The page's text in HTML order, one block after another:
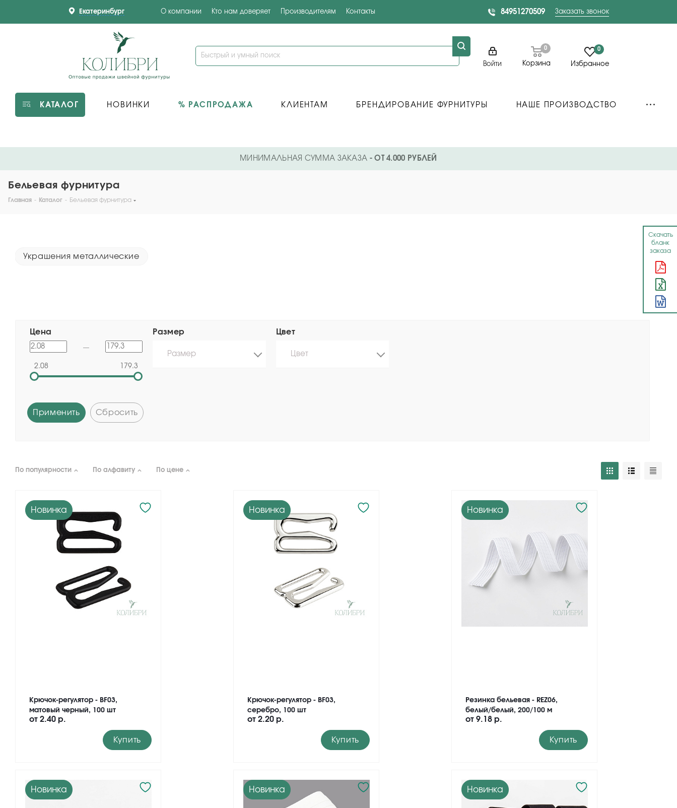
Скачать
бланк
заказа
Екатеринбург О компании Кто нам доверяет Производителям Контакты 84951270509 Заказать звонок
Войти Корзина
0 0
Избранное
КАТАЛОГ НОВИНКИ % РАСПРОДАЖА КЛИЕНТАМ БРЕНДИРОВАНИЕ ФУРНИТУРЫ НАШЕ ПРОИЗВОДСТВО
МИНИМАЛЬНАЯ СУММА ЗАКАЗА - ОТ 4.000 РУБЛЕЙ
Бельевая фурнитура
Главная - Каталог - Бельевая фурнитура
Украшения металлические
Цена
2.08 179.3
Размер
Размер
Цвет
Цвет
Применить Сбросить
По популярности По алфавиту По цене
Новинка
Крючок-регулятор - BF03,
матовый черный, 100 шт
от 2.40 р.
Купить
Новинка
Крючок-регулятор - BF03,
серебро, 100 шт
от 2.20 р.
Купить
Новинка
Резинка бельевая - REZ06,
белый/белый, 200/100 м
от 9.18 р.
Купить
Новинка Новинка Новинка